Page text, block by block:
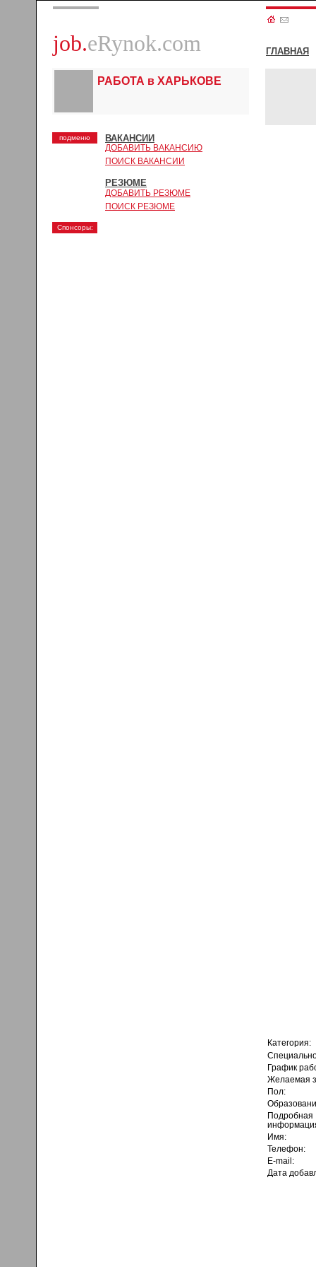
job.eRynok.com ГЛАВНАЯ
РАБОТА в ХАРЬКОВЕ
подменю ВАКАНСИИ
ДОБАВИТЬ ВАКАНСИЮ
ПОИСК ВАКАНСИИ
РЕЗЮМЕ
ДОБАВИТЬ РЕЗЮМЕ
ПОИСК РЕЗЮМЕ
Спонсоры:
Категория:
График
Желаемая
Пол:
Подробная
Имя:
Телефон:
E-mail:
Дата